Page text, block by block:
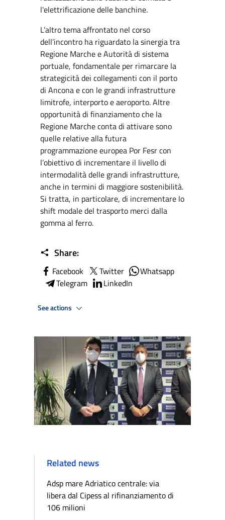
l'elettrificazione delle banchine.
L’altro tema affrontato nel corso
dell’incontro ha riguardato la sinergia tra
Regione Marche e Autorità di sistema
portuale, fondamentale per rimarcare la
strategicità dei collegamenti con il porto
di Ancona e con le grandi infrastrutture
limitrofe, interporto e aeroporto. Altre
opportunità di finanziamento che la
Regione Marche conta di attivare sono
quelle relative alla futura
programmazione europea Por Fesr con
l’obiettivo di incrementare il livello di
intermodalità delle grandi infrastrutture,
anche in termini di maggiore sostenibilità.
Si tratta, in particolare, di incrementare lo
shift modale del trasporto merci dalla
gomma al ferro.
Share:
Facebook Twitter
Whatsapp
Telegram
LinkedIn
See actions
Related news
Adsp mare Adriatico centrale: via
libera dal Cipess al rifinanziamento di
106 milioni